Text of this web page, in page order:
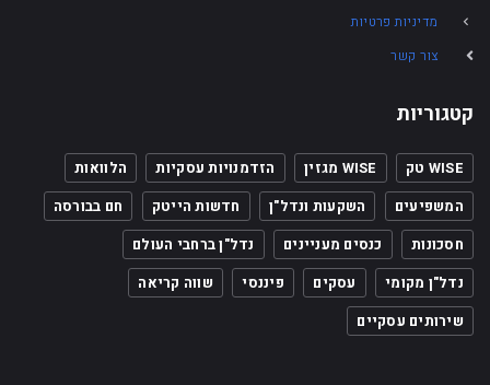
מדיניות פרטיות
צור קשר
קטגוריות
WISE טק WISE מגזין הזדמנויות עסקיות
הלוואות
המשפיעים
השקעות ונדל"ן חדשות הייטק
חם בבורסה
חסכונות
כנסים מעניינים
נדל"ן ברחבי העולם
נדל"ן מקומי
עסקים פיננסי
שווה קריאה
שירותים עסקיים